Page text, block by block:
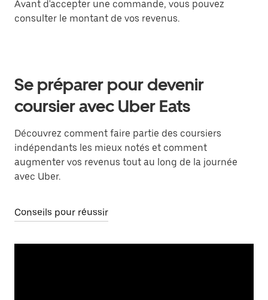
Avant d'accepter une commande, vous pouvez
consulter le montant de vos revenus.
Se préparer pour devenir
coursier avec Uber Eats
Découvrez comment faire partie des coursiers
indépendants les mieux notés et comment
augmenter vos revenus tout au long de la journée
avec Uber.
Conseils pour réussir